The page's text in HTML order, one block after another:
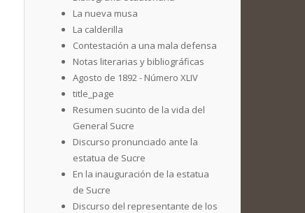
La nueva musa
La calderilla
Contestación a una mala defensa
Notas literarias y bibliográficas
Agosto de 1892 - Número XLIV
title_page
Resumen sucinto de la vida del
General Sucre
Discurso pronunciado ante la
estatua de Sucre
En la inauguración de la estatua
de Sucre
Discurso del representante de los